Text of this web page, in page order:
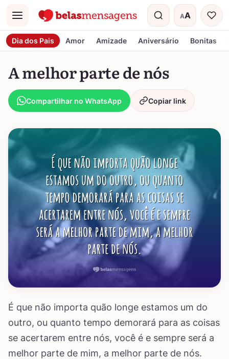
Menu AA
Tamanho do
Dia dos Pais Amor Amizade Aniversário Bonitas
A melhor parte de nós
Compartilhar no WhatsApp Copiar link
É que não importa quão longe estamos um do
outro, ou quanto tempo demorará para as coisas
se acertarem entre nós, você é e sempre será a
melhor parte de mim, a melhor parte de nós.